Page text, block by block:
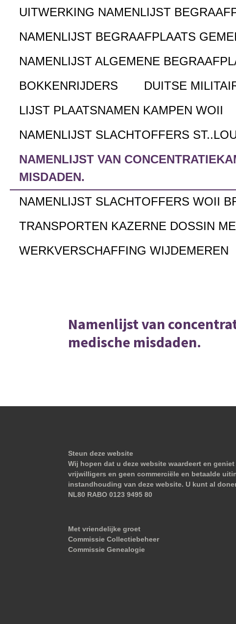
UITWERKING NAMENLIJST
NAMENLIJST BEGRAAFPLAATS
NAMENLIJST ALGEMENE
BOKKENRIJDERS
DUITSE
LIJST PLAATSNAMEN KAMPEN WOII
NAMENLIJST SLACHTOFFERS
NAMENLIJST VAN
MISDADEN.
NAMENLIJST SLACHTOFFERS WOII
TRANSPORTEN KAZERNE DOSSIN
WERKVERSCHAFFING WIJDEMEREN
Namenlijst van
medische misdaden.
Steun deze website
Wij hopen dat u deze website waardeert en
vrijwilligers en geen commerciële en betaalde
instandhouding van deze website. U kunt al
NL80 RABO 0123 9495 80
Met vriendelijke groet
Commissie Collectiebeheer
Commissie Genealogie